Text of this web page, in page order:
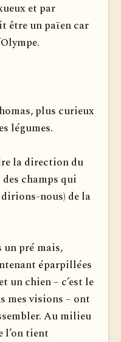
et par
être un païen car
plus curieux
légumes.
la direction du
champs qui
nous) de la
pré mais,
éparpillées
un chien – c’est le
mes visions – ont
Au milieu
l’on tient